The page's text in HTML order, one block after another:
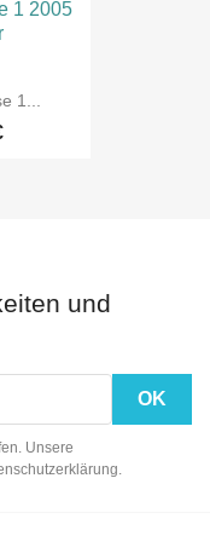
1...
und
Unsere